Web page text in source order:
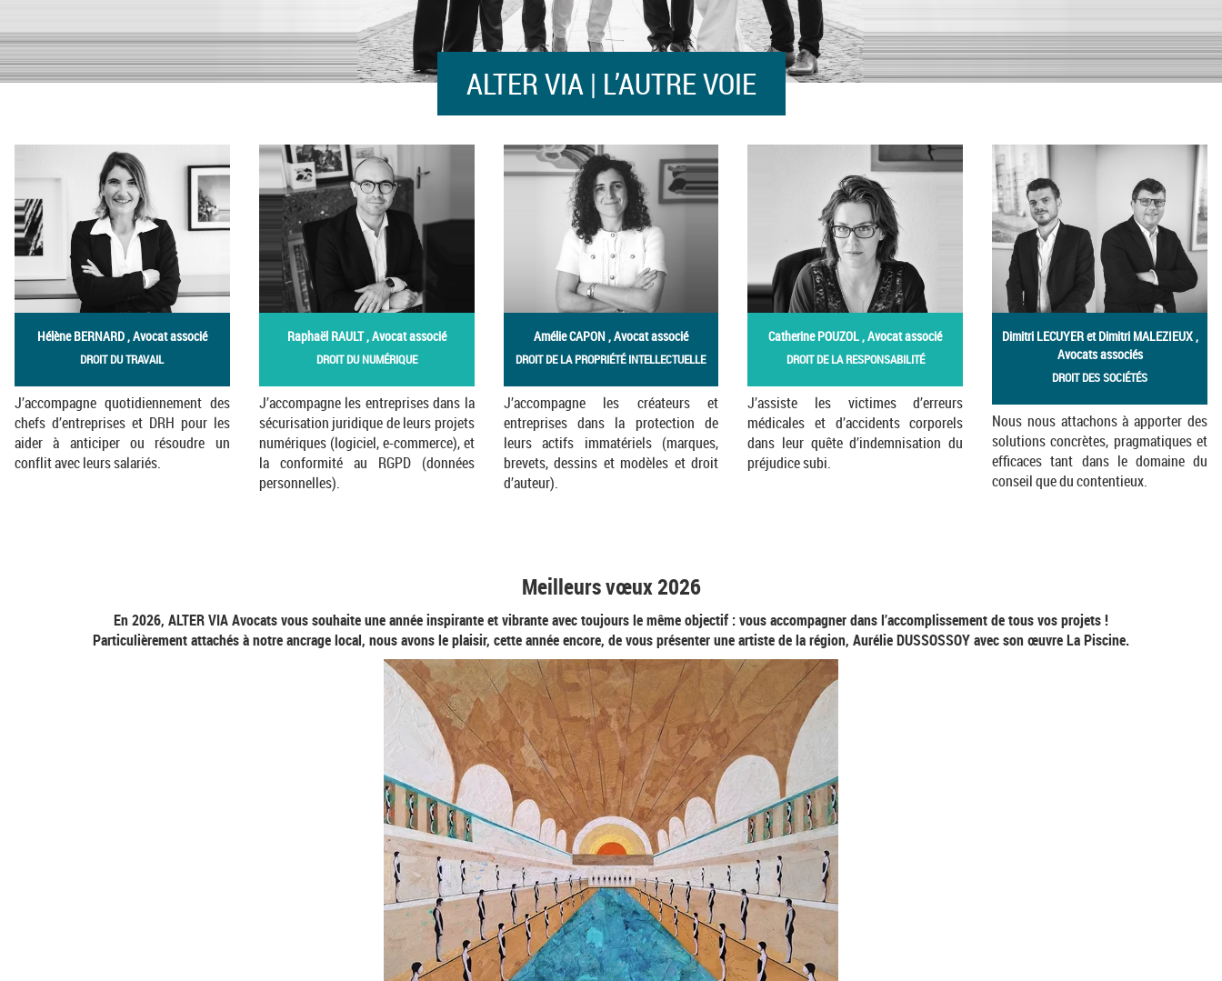
ALTER VIA | L’AUTRE VOIE
Hélène BERNARD , Avocat associé
DROIT DU TRAVAIL
J’accompagne quotidiennement des
chefs d’entreprises et DRH pour les
aider à anticiper ou résoudre un
conflit avec leurs salariés.
Raphaël RAULT , Avocat associé
DROIT DU NUMÉRIQUE
J’accompagne les entreprises dans la
sécurisation juridique de leurs projets
numériques (logiciel, e-commerce), et
la conformité au RGPD (données
personnelles).
Amélie CAPON , Avocat associé
DROIT DE LA PROPRIÉTÉ INTELLECTUELLE
J’accompagne les créateurs et
entreprises dans la protection de
leurs actifs immatériels (marques,
brevets, dessins et modèles et droit
d’auteur).
Catherine POUZOL , Avocat associé
DROIT DE LA RESPONSABILITÉ
J’assiste les victimes d’erreurs
médicales et d’accidents corporels
dans leur quête d’indemnisation du
préjudice subi.
Dimitri LECUYER et Dimitri MALEZIEUX ,
Avocats associés
DROIT DES SOCIÉTÉS
Nous nous attachons à apporter des
solutions concrètes, pragmatiques et
efficaces tant dans le domaine du
conseil que du contentieux.
Meilleurs vœux 2026
En 2026, ALTER VIA Avocats vous souhaite une année inspirante et vibrante avec toujours le même objectif : vous accompagner dans l’accomplissement de tous vos projets !
Particulièrement attachés à notre ancrage local, nous avons le plaisir, cette année encore, de vous présenter une artiste de la région, Aurélie DUSSOSSOY avec son œuvre La Piscine.